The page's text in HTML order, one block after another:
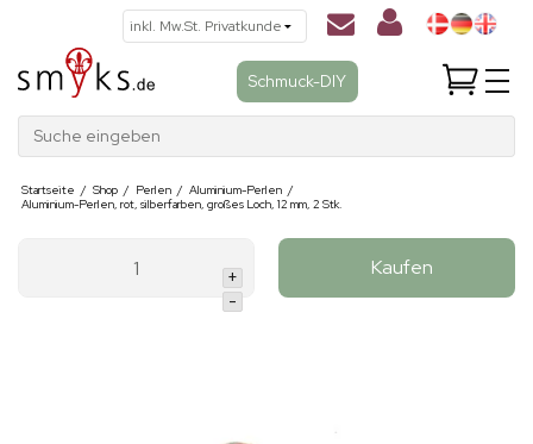
Schmuck-DIY
Suche eingeben
Startseite / Shop / Perlen / Aluminium-Perlen /
Aluminium-Perlen, rot, silberfarben, großes Loch, 12 mm, 2 Stk.
+
-
Kaufen